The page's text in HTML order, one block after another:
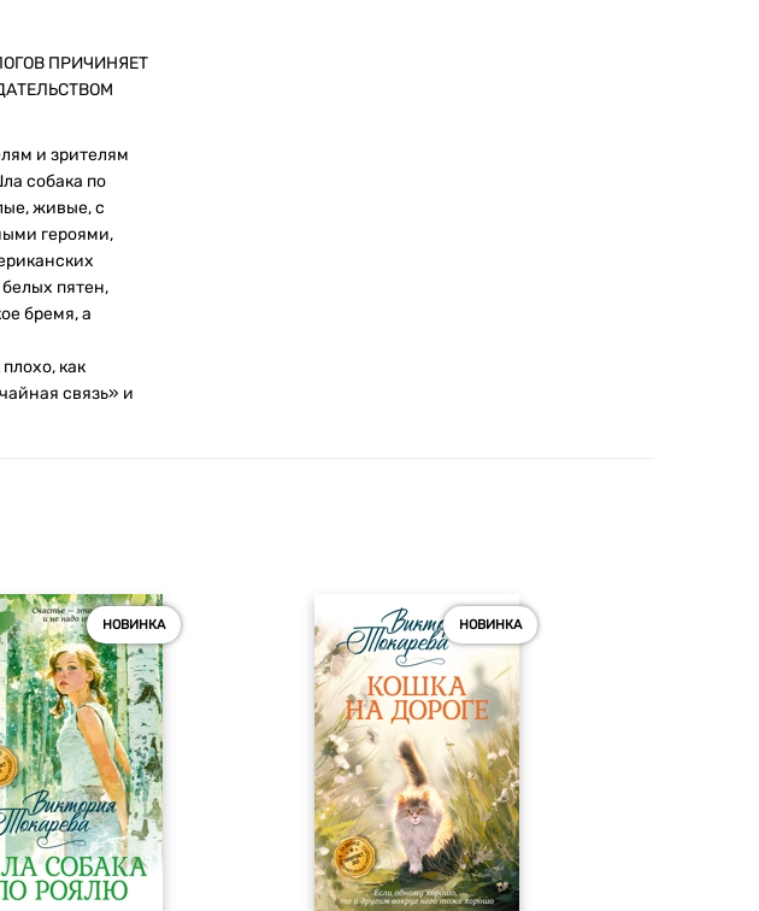
ПРИЧИНЯЕТ
и зрителям
собака по
живые, с
героями,
пятен,
бремя, а
как
связь» и
НОВИНКА НОВИНКА